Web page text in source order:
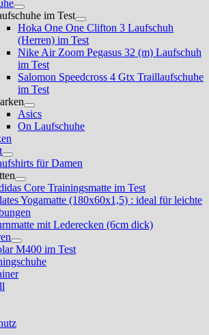
Untermenü
anzeigen
im Test
Untermenü
anzeigen
Hoka One One Clifton 3 Laufschuh
(Herren) im Test
Nike Air Zoom Pegasus 32 (m) Laufschuh
im Test
Salomon Speedcross 4 Gtx Traillaufschuhe
im Test
Untermenü
anzeigen
Asics
On Laufschuhe
Untermenü
anzeigen
für Damen
Untermenü
anzeigen
Core Trainingsmatte im Test
Yogamatte (180x60x1,5) : ideal für leichte
mit Lederecken (6cm dick)
Untermenü
anzeigen
M400 im Test